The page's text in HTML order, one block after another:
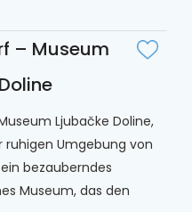
– Museum
Ljubačke Doline,
ruhigen Umgebung von
bezauberndes
Museum, das den